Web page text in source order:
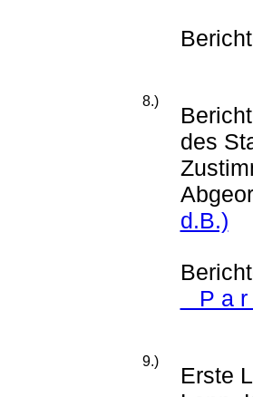
8.)
des
d.B.)
P a r
9.)
Erste